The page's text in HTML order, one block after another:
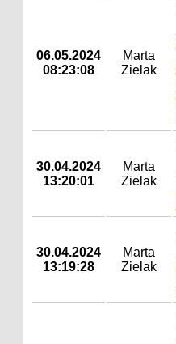
06.05.2024
08:23:08
Marta
Zielak
30.04.2024
13:20:01
Marta
Zielak
30.04.2024
13:19:28
Marta
Zielak